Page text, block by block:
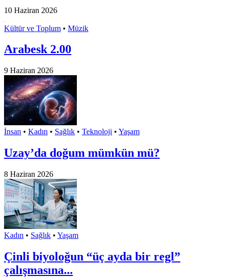
10 Haziran 2026
Kültür ve Toplum • Müzik
Arabesk 2.00
9 Haziran 2026
İnsan • Kadın • Sağlık • Teknoloji • Yaşam
Uzay’da doğum mümkün mü?
8 Haziran 2026
Kadın • Sağlık • Yaşam
Çinli biyoloğun “üç ayda bir regl”
çalışmasına...